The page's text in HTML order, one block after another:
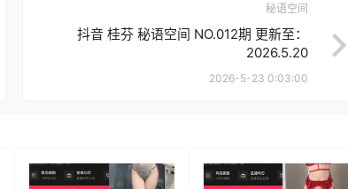
秘语空间
抖音 桂芬 秘语空间 NO.012期 更新至：
2026.5.20
2026-5-23 0:03:00